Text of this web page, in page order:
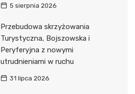
5 sierpnia 2026
Przebudowa skrzyżowania
Turystyczna, Bojszowska i
Peryferyjna z nowymi
utrudnieniami w ruchu
31 lipca 2026